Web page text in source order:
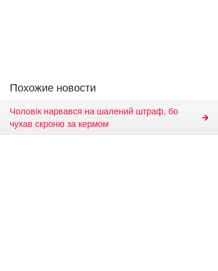
Похожие новости
Чоловік нарвався на шалений штраф, бо
чухав скроню за кермом